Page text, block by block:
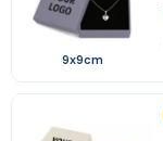
9x9cm